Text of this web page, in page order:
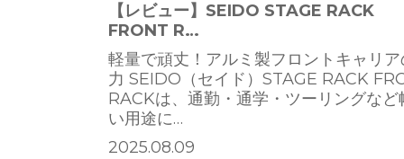
【レビュー】SEIDO STAGE RACK
FRONT R…
軽量で頑丈！アルミ製フロントキャリ
力 SEIDO（セイド）STAGE RACK
RACKは、通勤・通学・ツーリングなど
い用途に…
2025.08.09